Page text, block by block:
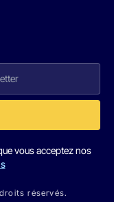
vous acceptez nos
réservés.